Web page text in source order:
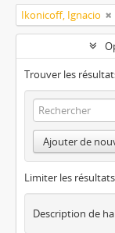
Ikonicoff, Ignacio
Trouver les
Ajouter de
Limiter les